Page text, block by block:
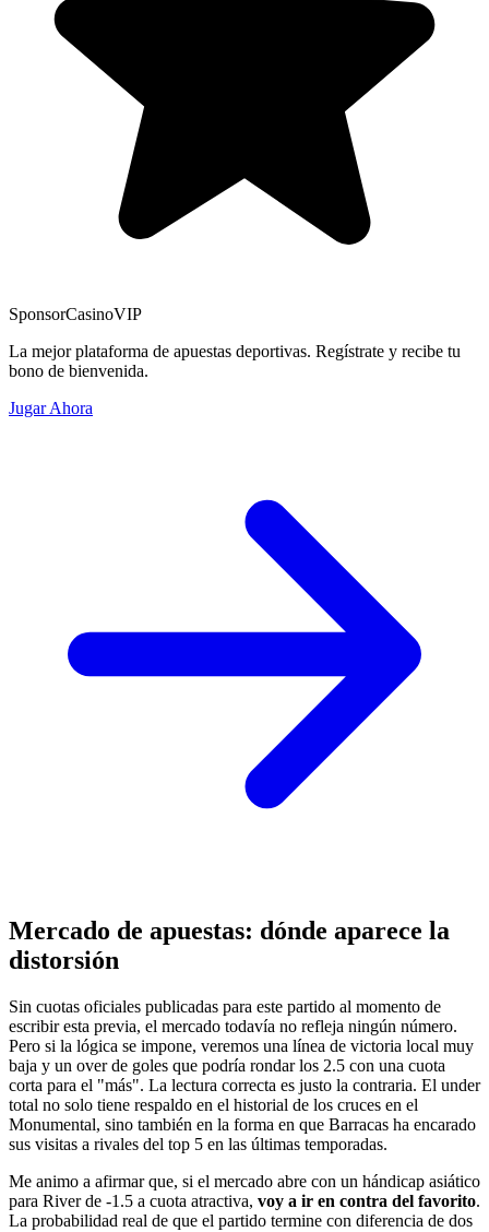
SponsorCasinoVIP
La mejor plataforma de apuestas deportivas. Regístrate y recibe tu
bono de bienvenida.
Jugar Ahora
Mercado de apuestas: dónde aparece la
distorsión
Sin cuotas oficiales publicadas para este partido al momento de
escribir esta previa, el mercado todavía no refleja ningún número.
Pero si la lógica se impone, veremos una línea de victoria local muy
baja y un over de goles que podría rondar los 2.5 con una cuota
corta para el "más". La lectura correcta es justo la contraria. El under
total no solo tiene respaldo en el historial de los cruces en el
Monumental, sino también en la forma en que Barracas ha encarado
sus visitas a rivales del top 5 en las últimas temporadas.
Me animo a afirmar que, si el mercado abre con un hándicap asiático
para River de -1.5 a cuota atractiva, voy a ir en contra del favorito.
La probabilidad real de que el partido termine con diferencia de dos